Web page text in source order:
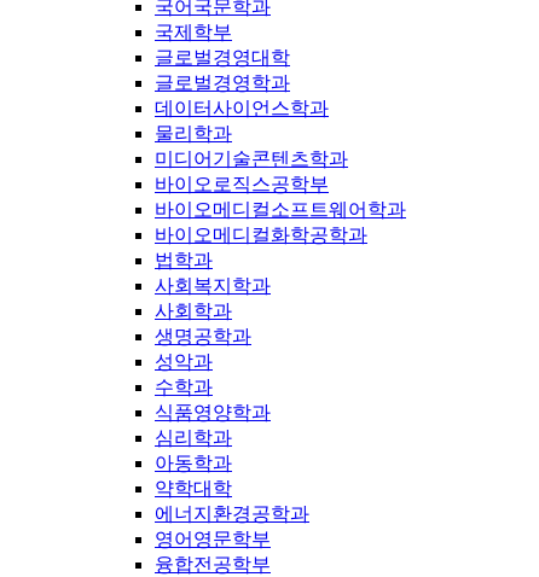
국어국문학과
국제학부
글로벌경영대학
글로벌경영학과
데이터사이언스학과
물리학과
미디어기술콘텐츠학과
바이오로직스공학부
바이오메디컬소프트웨어학과
바이오메디컬화학공학과
법학과
사회복지학과
사회학과
생명공학과
성악과
수학과
식품영양학과
심리학과
아동학과
약학대학
에너지환경공학과
영어영문학부
융합전공학부